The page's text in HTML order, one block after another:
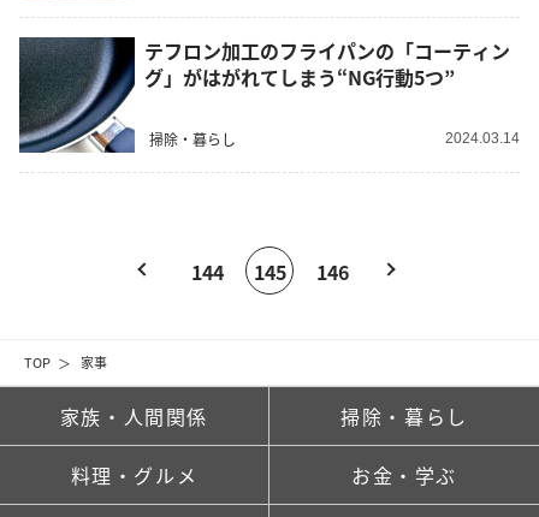
TOP 家事
テフロン加工のフライパンの「コーティン
グ」がはがれてしまう“NG行動5つ”
掃除・暮らし 2024.03.14
144 145 146
家族・人間関係 掃除・暮らし
料理・グルメ お金・学ぶ